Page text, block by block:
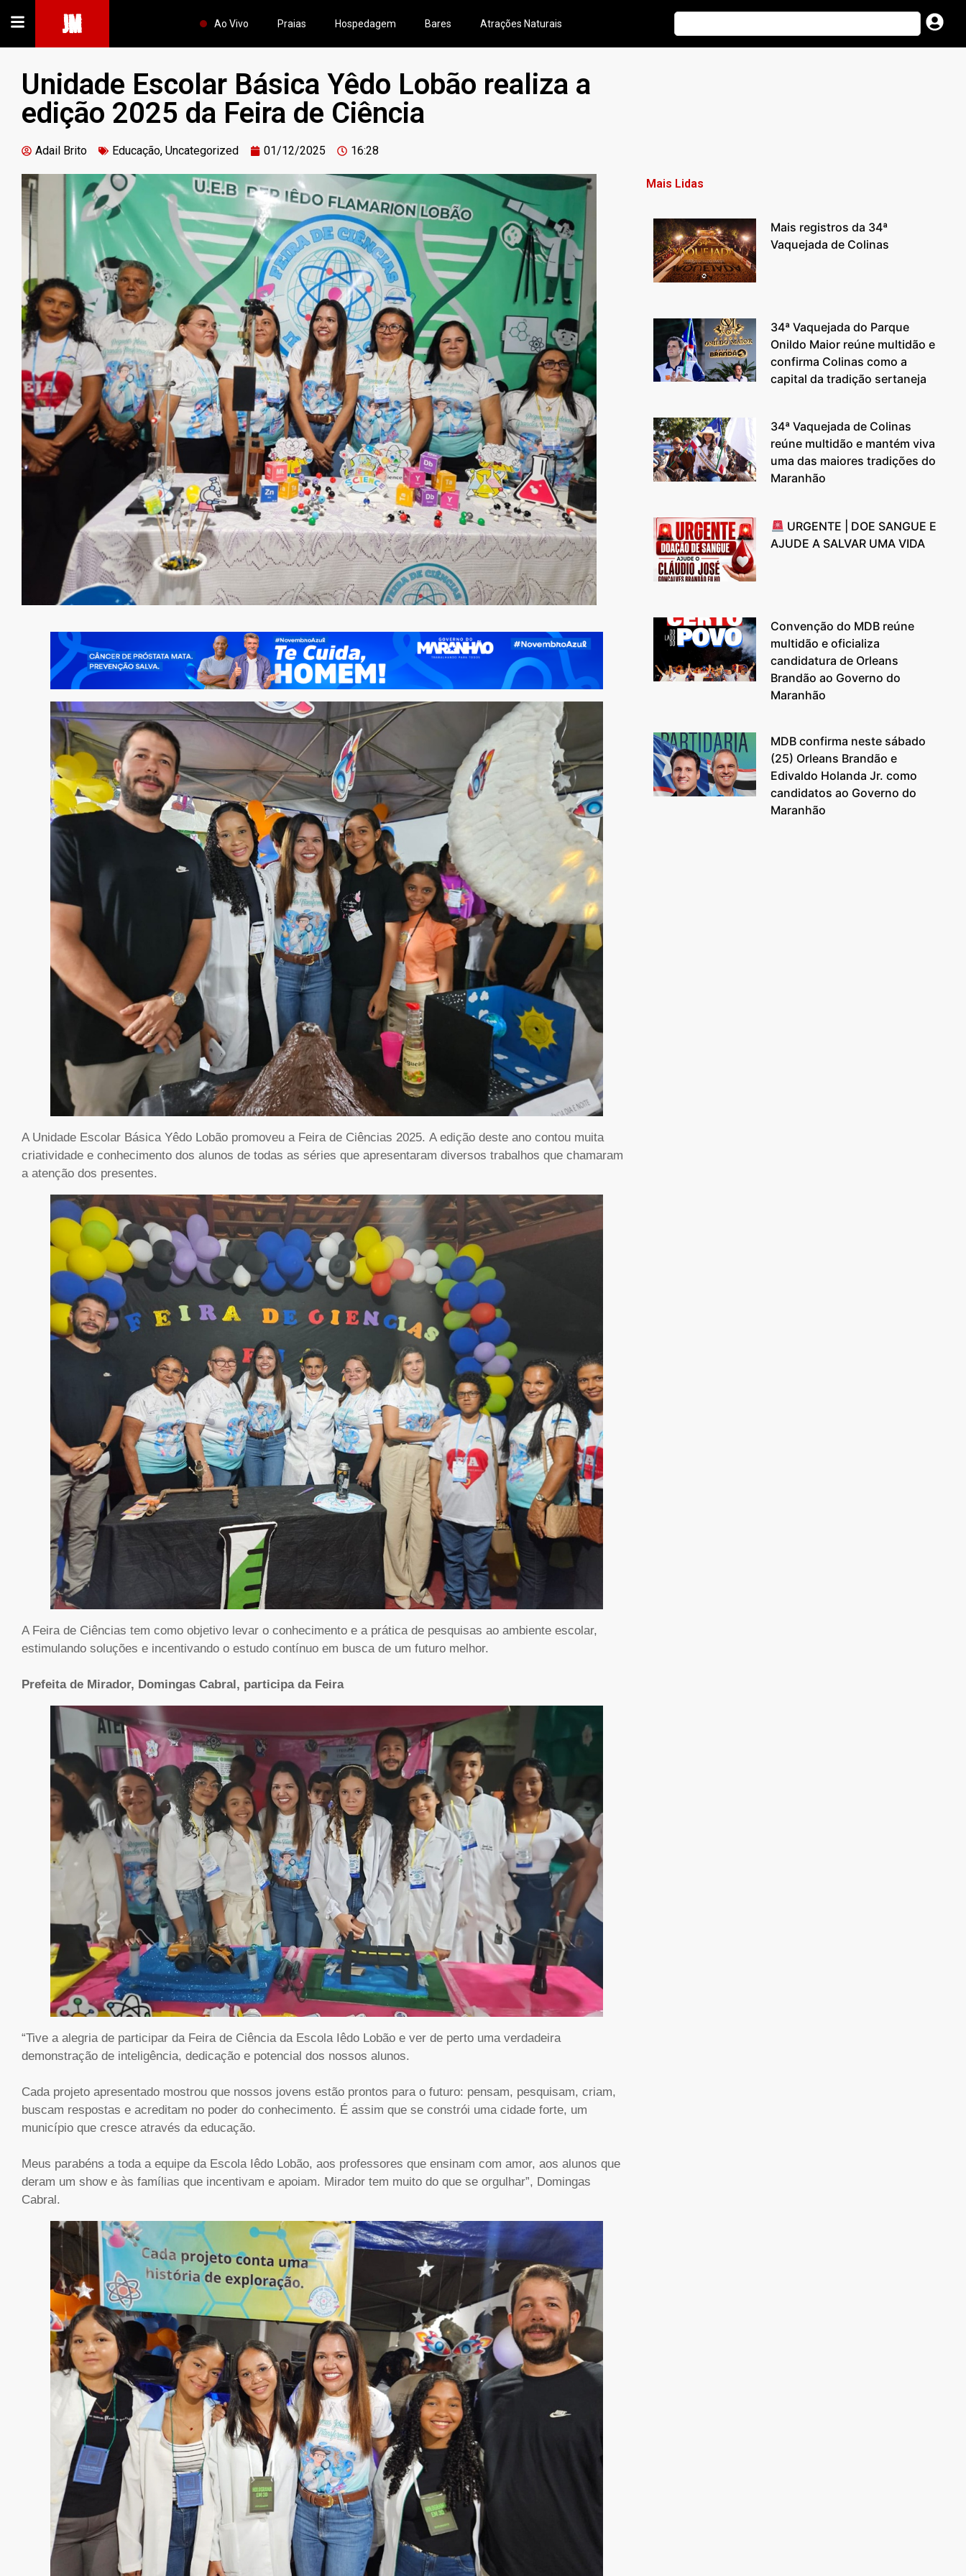
JM Ao Vivo Praias Hospedagem Bares Atrações Naturais
Unidade Escolar Básica Yêdo Lobão realiza a
edição 2025 da Feira de Ciência
Adail Brito Educação, Uncategorized 01/12/2025 16:28
A Unidade Escolar Básica Yêdo Lobão promoveu a Feira de Ciências 2025. A edição deste ano contou muita
criatividade e conhecimento dos alunos de todas as séries que apresentaram diversos trabalhos que chamaram
a atenção dos presentes.
A Feira de Ciências tem como objetivo levar o conhecimento e a prática de pesquisas ao ambiente escolar,
estimulando soluções e incentivando o estudo contínuo em busca de um futuro melhor.
Prefeita de Mirador, Domingas Cabral, participa da Feira
“Tive a alegria de participar da Feira de Ciência da Escola Iêdo Lobão e ver de perto uma verdadeira
demonstração de inteligência, dedicação e potencial dos nossos alunos.
Cada projeto apresentado mostrou que nossos jovens estão prontos para o futuro: pensam, pesquisam, criam,
buscam respostas e acreditam no poder do conhecimento. É assim que se constrói uma cidade forte, um
município que cresce através da educação.
Meus parabéns a toda a equipe da Escola Iêdo Lobão, aos professores que ensinam com amor, aos alunos que
deram um show e às famílias que incentivam e apoiam. Mirador tem muito do que se orgulhar”, Domingas
Cabral.
Mais Lidas
Mais registros da 34ª
Vaquejada de Colinas
34ª Vaquejada do Parque
Onildo Maior reúne multidão e
confirma Colinas como a
capital da tradição sertaneja
34ª Vaquejada de Colinas
reúne multidão e mantém viva
uma das maiores tradições do
Maranhão
URGENTE | DOE SANGUE E
AJUDE A SALVAR UMA VIDA
Convenção do MDB reúne
multidão e oficializa
candidatura de Orleans
Brandão ao Governo do
Maranhão
MDB confirma neste sábado
(25) Orleans Brandão e
Edivaldo Holanda Jr. como
candidatos ao Governo do
Maranhão